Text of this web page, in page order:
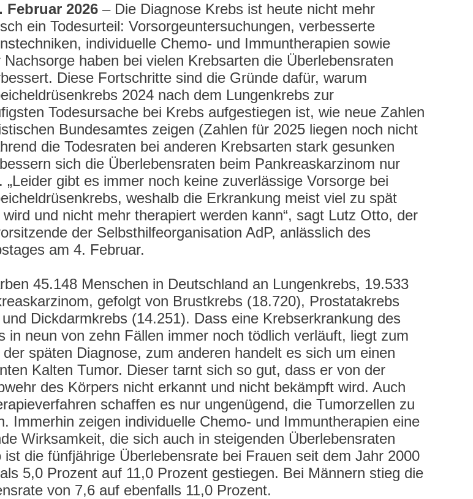
Februar 2026 – Die Diagnose Krebs ist heute nicht mehr
ein Todesurteil: Vorsorgeuntersuchungen, verbesserte
individuelle Chemo- und Immuntherapien sowie
Nachsorge haben bei vielen Krebsarten die Überlebensraten
Diese Fortschritte sind die Gründe dafür, warum
2024 nach dem Lungenkrebs zur
Todesursache bei Krebs aufgestiegen ist, wie neue Zahlen
Bundesamtes zeigen (Zahlen für 2025 liegen noch nicht
die Todesraten bei anderen Krebsarten stark gesunken
sich die Überlebensraten beim Pankreaskarzinom nur
„Leider gibt es immer noch keine zuverlässige Vorsorge bei
weshalb die Erkrankung meist viel zu spät
und nicht mehr therapiert werden kann“, sagt Lutz Otto, der
der Selbsthilfeorganisation AdP, anlässlich des
am 4. Februar.
45.148 Menschen in Deutschland an Lungenkrebs, 19.533
gefolgt von Brustkrebs (18.720), Prostatakrebs
Dickdarmkrebs (14.251). Dass eine Krebserkrankung des
in neun von zehn Fällen immer noch tödlich verläuft, liegt zum
der späten Diagnose, zum anderen handelt es sich um einen
Kalten Tumor. Dieser tarnt sich so gut, dass er von der
des Körpers nicht erkannt und nicht bekämpft wird. Auch
schaffen es nur ungenügend, die Tumorzellen zu
Immerhin zeigen individuelle Chemo- und Immuntherapien eine
Wirksamkeit, die sich auch in steigenden Überlebensraten
ist die fünfjährige Überlebensrate bei Frauen seit dem Jahr 2000
5,0 Prozent auf 11,0 Prozent gestiegen. Bei Männern stieg die
von 7,6 auf ebenfalls 11,0 Prozent.